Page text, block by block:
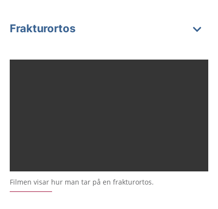
Frakturortos
Filmen visar hur man tar på en frakturortos.